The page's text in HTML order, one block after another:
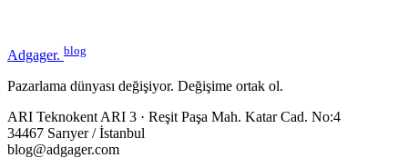
Adgager. blog
Pazarlama dünyası değişiyor. Değişime ortak ol.
ARI Teknokent ARI 3 · Reşit Paşa Mah. Katar Cad. No:4
34467 Sarıyer / İstanbul
blog@adgager.com